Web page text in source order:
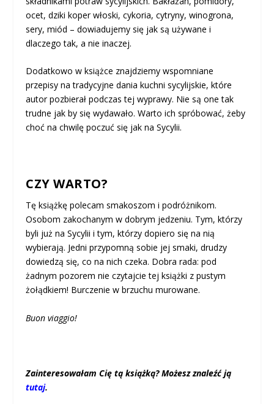
ocet, dziki koper włoski, cykoria, cytryny, winogrona,
sery, miód – dowiadujemy się jak są używane i
dlaczego tak, a nie inaczej.
Dodatkowo w książce znajdziemy wspomniane
przepisy na tradycyjne dania kuchni sycylijskie, które
autor pozbierał podczas tej wyprawy. Nie są one tak
trudne jak by się wydawało. Warto ich spróbować, żeby
choć na chwilę poczuć się jak na Sycylii.
CZY WARTO?
Tę książkę polecam smakoszom i podróżnikom.
Osobom zakochanym w dobrym jedzeniu. Tym, którzy
byli już na Sycylii i tym, którzy dopiero się na nią
wybierają. Jedni przypomną sobie jej smaki, drudzy
dowiedzą się, co na nich czeka. Dobra rada: pod
żadnym pozorem nie czytajcie tej książki z pustym
żołądkiem! Burczenie w brzuchu murowane.
Buon viaggio!
Zainteresowałam Cię tą książką? Możesz znaleźć ją
tutaj.